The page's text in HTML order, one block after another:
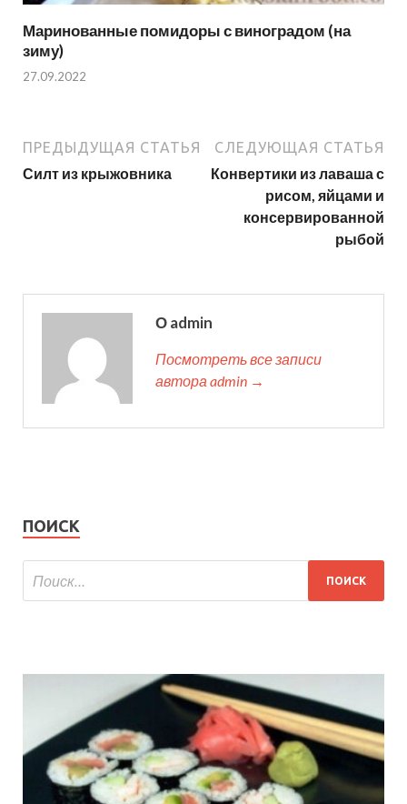
Маринованные помидоры с виноградом (на
зиму)
27.09.2022
ПРЕДЫДУЩАЯ СТАТЬЯ
Силт из крыжовника
СЛЕДУЮЩАЯ СТАТЬЯ
Конвертики из лаваша с
рисом, яйцами и
консервированной
рыбой
О admin
Посмотреть все записи
автора admin →
ПОИСК